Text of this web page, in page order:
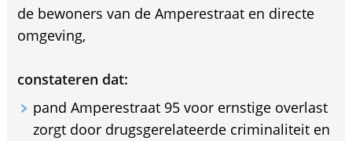
de bewoners van de Amperestraat en directe
omgeving,
constateren dat:
pand Amperestraat 95 voor ernstige overlast
zorgt door drugsgerelateerde criminaliteit en